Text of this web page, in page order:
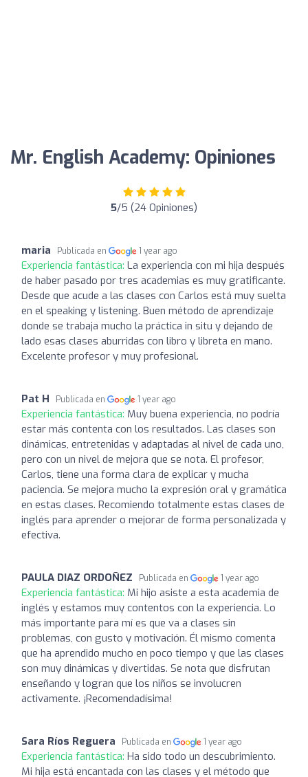
Mr. English Academy: Opiniones
5/5 (24 Opiniones)
maria Publicada en 1 year ago
Experiencia fantástica: La experiencia con mi hija después
de haber pasado por tres academias es muy gratificante.
Desde que acude a las clases con Carlos está muy suelta
en el speaking y listening. Buen método de aprendizaje
donde se trabaja mucho la práctica in situ y dejando de
lado esas clases aburridas con libro y libreta en mano.
Excelente profesor y muy profesional.
Pat H Publicada en 1 year ago
Experiencia fantástica: Muy buena experiencia, no podría
estar más contenta con los resultados. Las clases son
dinámicas, entretenidas y adaptadas al nivel de cada uno,
pero con un nivel de mejora que se nota. El profesor,
Carlos, tiene una forma clara de explicar y mucha
paciencia. Se mejora mucho la expresión oral y gramática
en estas clases. Recomiendo totalmente estas clases de
inglés para aprender o mejorar de forma personalizada y
efectiva.
PAULA DIAZ ORDOÑEZ Publicada en 1 year ago
Experiencia fantástica: Mi hijo asiste a esta academia de
inglés y estamos muy contentos con la experiencia. Lo
más importante para mí es que va a clases sin
problemas, con gusto y motivación. Él mismo comenta
que ha aprendido mucho en poco tiempo y que las clases
son muy dinámicas y divertidas. Se nota que disfrutan
enseñando y logran que los niños se involucren
activamente. ¡Recomendadísima!
Sara Ríos Reguera Publicada en 1 year ago
Experiencia fantástica: Ha sido todo un descubrimiento.
Mi hija está encantada con las clases y el método que